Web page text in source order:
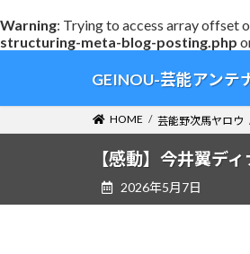
Warning: Trying to access array offset
structuring-meta-blog-posting.php
テ
ゲ
GEINOU-芸能アンテ
HOME 芸能野次馬ヤロウ
【感動】今井翼デ
2026年5月7日